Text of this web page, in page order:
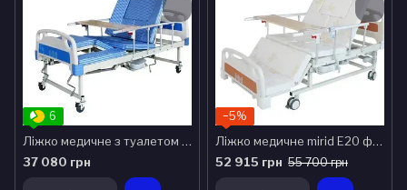
6
Ліжко медичне з туалетом для лежачих хворих E30
37 080 грн
−5%
Ліжко медичне mirid Е20 функціональне з електроприводом для лежачих хворих і інвалідів
52 915 грн 55 700 грн